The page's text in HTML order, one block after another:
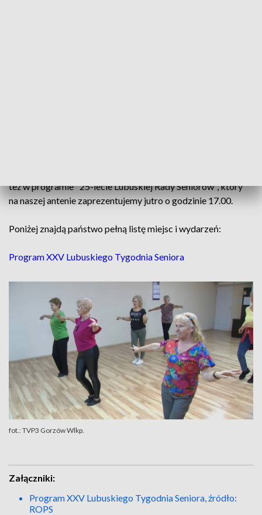
też w programie "25-lecie Lubuskiej Rady Seniorów", który
na naszej antenie zaprezentujemy jutro o godzinie 17.00.
Poniżej znajdą państwo pełną listę miejsc i wydarzeń:
Program XXV Lubuskiego Tygodnia Seniora
fot.: TVP3 Gorzów Wlkp.
Załączniki:
Program XXV Lubuskiego Tygodnia Seniora, źródło:
ROPS